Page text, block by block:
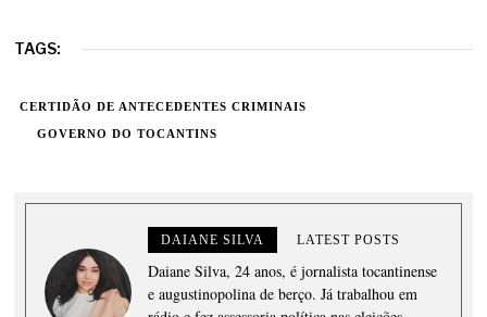
TAGS:
CERTIDÃO DE ANTECEDENTES CRIMINAIS
GOVERNO DO TOCANTINS
DAIANE SILVA LATEST POSTS
Daiane Silva, 24 anos, é jornalista tocantinense
e augustinopolina de berço. Já trabalhou em